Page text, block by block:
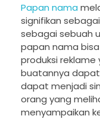
Papan nama
signifikan
sebagai sebuah
papan nama
produksi
buatannya
dapat menjadi
orang yang
menyampaikan